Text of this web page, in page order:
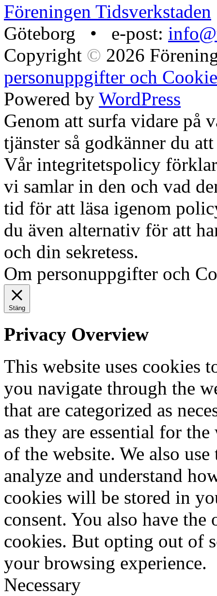
Föreningen Tidsverkstaden
Göteborg • e-post:
Copyright © 2026
personuppgifter och
Powered by WordPress
Genom att surfa vidare på
tjänster så godkänner du
Vår integritetspolicy
vi samlar in den och vad
tid för att läsa igenom
du även alternativ för att
och din sekretess.
Om personuppgifter och
Stäng
Privacy Overview
This website uses cookies
you navigate through the
that are categorized as
as they are essential for
of the website. We also
analyze and understand
cookies will be stored in
consent. You also have
cookies. But opting out of
your browsing experience.
Necessary